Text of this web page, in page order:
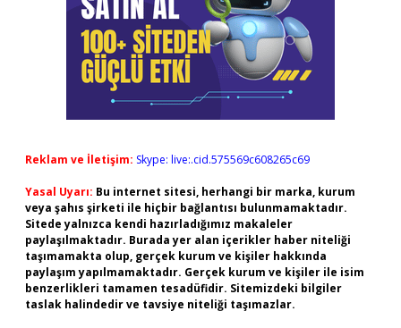
Reklam ve İletişim: Skype: live:.cid.575569c608265c69
Yasal Uyarı: Bu internet sitesi, herhangi bir marka, kurum
veya şahıs şirketi ile hiçbir bağlantısı bulunmamaktadır.
Sitede yalnızca kendi hazırladığımız makaleler
paylaşılmaktadır. Burada yer alan içerikler haber niteliği
taşımamakta olup, gerçek kurum ve kişiler hakkında
paylaşım yapılmamaktadır. Gerçek kurum ve kişiler ile isim
benzerlikleri tamamen tesadüfidir. Sitemizdeki bilgiler
taslak halindedir ve tavsiye niteliği taşımazlar.